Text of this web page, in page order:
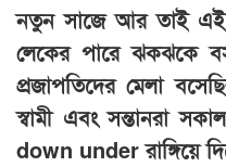
নতুন সাজে আর তাই
লেকের পারে ঝকঝকে
প্রজাপতিদের মেলা
স্বামী এবং সন্তানরা
down under রাঙ্গিয়ে